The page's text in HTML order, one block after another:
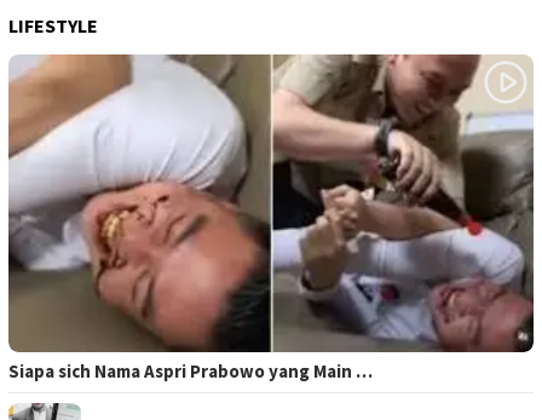
LIFESTYLE
Siapa sich Nama Aspri Prabowo yang Main …